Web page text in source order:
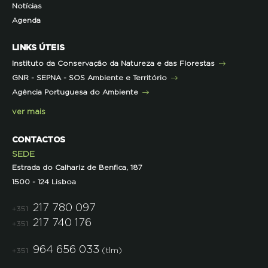
Representações
Histórico de Projetos
Dicas úteis
Iniciativas
Pareceres
Parcerias
Projetos
Semana do Jornalismo de Ambiente 2023
Recursos Pedagógicos
Literacia para a Floresta
Projetos
Formação Certificada
Formação Contínua para Professores
Outras Formações
Notícias
Agenda
LINKS ÚTEIS
Instituto da Conservação da Natureza e das Florestas
GNR - SEPNA - SOS Ambiente e Território
Agência Portuguesa do Ambiente
ver mais
CONTACTOS
SEDE
Estrada do Calhariz de Benfica, 187
1500 - 124 Lisboa
+351 217 780 097
+351 217 740 176
+351 964 656 033 (tlm)